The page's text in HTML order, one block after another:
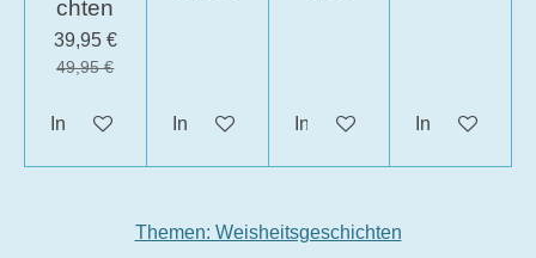
chten
39,95 €
49,95 €
In den WarenkorbIn den WarenkorbIn den WarenkorbIn den
Themen: Weisheitsgeschichten